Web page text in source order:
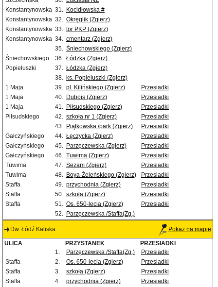
Konstantynowska 31. Kocidłowska #
Konstantynowska 32. Okręglik (Zgierz)
Konstantynowska 33. tor PKP (Zgierz)
Konstantynowska 34. cmentarz (Zgierz)
35. Śniechowskiego (Zgierz)
Śniechowskiego
36. Łódzka (Zgierz)
Popiełuszki
37. Łódzka (Zgierz)
38. ks. Popieluszki (Zgierz)
1 Maja
39. pl. Kilińskiego (Zgierz)
Przesiadki
1 Maja
40. Dubois (Zgierz)
Przesiadki
1 Maja
41. Piłsudskiego (Zgierz)
Przesiadki
Piłsudskiego
42. szkoła nr 1 (Zgierz)
Przesiadki
43. Piątkowska /park (Zgierz)
Przesiadki
Gałczyńskiego
44. Łęczycka (Zgierz)
Przesiadki
Gałczyńskiego
45. Parzęczewska (Zgierz)
Przesiadki
Gałczyńskiego
46. Tuwima (Zgierz)
Przesiadki
Tuwima
47. Sezam (Zgierz)
Przesiadki
Tuwima
48. Boya-Żeleńskiego (Zgierz)
Przesiadki
Staffa
49. przychodnia (Zgierz)
Przesiadki
Staffa
50. szkoła (Zgierz)
Przesiadki
Staffa
51. Os. 650-lecia (Zgierz)
Przesiadki
52. Parzęczewska /Staffa(Zg.)
Dw. Łódź Kaliska Pokaż na mapie
ULICA PRZYSTANEK
PRZESIADKI
1.
Parzęczewska /Staffa(Zg.)
Przesiadki
Staffa
2. Os. 650-lecia (Zgierz)
Przesiadki
Staffa
3. szkoła (Zgierz)
Przesiadki
Staffa
4. przychodnia (Zgierz)
Przesiadki